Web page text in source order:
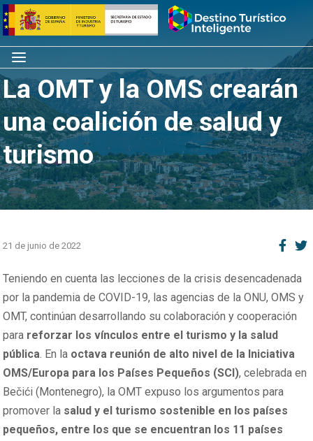
Saltar
al
contenido
Inicio
Menú
La OMT y la OMS crearán
una coalición de salud y
turismo
21 de junio de 2022
Teniendo en cuenta las lecciones de la crisis desencadenada
por la pandemia de COVID-19, las agencias de la ONU, OMS y
OMT, continúan desarrollando su colaboración y cooperación
para reforzar los vínculos entre el turismo y la salud
pública. En la octava reunión de alto nivel de la Iniciativa
OMS/Europa para los Países Pequeños (SCI), celebrada en
Bečići (Montenegro), la OMT expuso los argumentos para
promover la salud y el turismo sostenible en los países
pequeños, entre los que se encuentran los 11 países